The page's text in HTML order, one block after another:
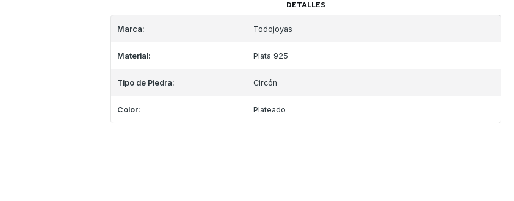
DETALLES
Marca: Todojoyas
Material: Plata 925
Tipo de Piedra: Circón
Color: Plateado